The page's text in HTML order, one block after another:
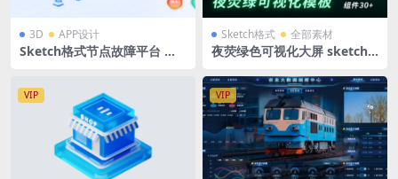
3D APP设计
Sketch格式节点故障平台 拓
Sketch格式 全部素材
夜荧绿色可视化大屏 sketch
用可视化图表组件
VIP VIP